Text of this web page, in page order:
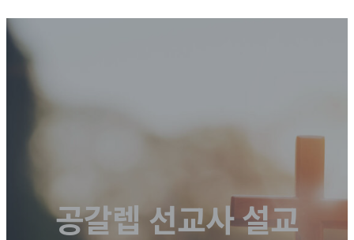
공갈렙 선교사 설교